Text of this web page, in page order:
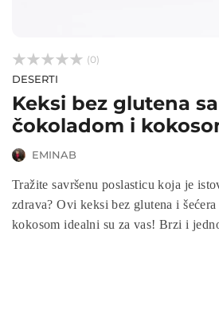


 (0)
DESERTI
Keksi bez glutena
čokoladom i
EMINAB
Tražite savršenu poslasticu koja je
zdrava? Ovi keksi bez glutena i
kokosom idealni su za vas! Brzi i